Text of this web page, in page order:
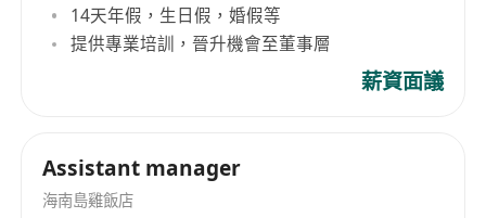
14天年假，生日假，婚假等
提供專業培訓，晉升機會至董事層
薪資面議
Assistant manager
海南島雞飯店